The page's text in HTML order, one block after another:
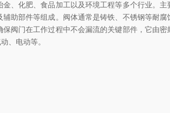
化肥、食品加工以及环境工程等多个行业。主
助部件等组成。阀体通常是铸铁、不锈钢等耐
阀门在工作过程中不会漏流的关键部件，它由
、电动等。